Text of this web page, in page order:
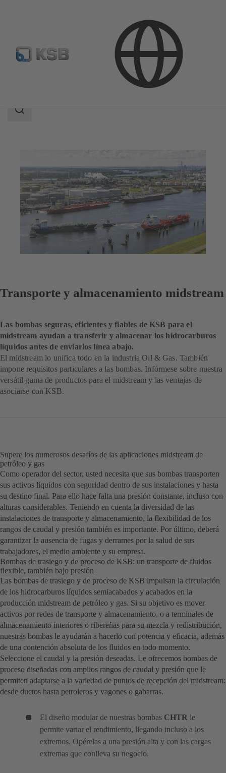
Industria Petróleo y gas Midstream
Área
Transporte y almacenamiento midstream
Las bombas seguras, eficientes y fiables de KSB para el
midstream ayudan a transferir y almacenar los hidrocarburos
líquidos antes de enviarlos línea abajo.
El midstream lo unifica todo en la industria Oil & Gas. También
impone requisitos particulares a las bombas. Infórmese sobre nuestra
versátil gama de productos para el midstream y las ventajas de
asociarse con KSB.
Supere los numerosos desafíos de las aplicaciones midstream de
petróleo y gas
Como operador del sector, usted necesita que sus bombas transporten
sus activos líquidos con seguridad dentro de sus instalaciones y hasta
su destino final. Para ello hace falta una presión constante, incluso con
alturas considerables. Teniendo en cuenta la diversidad de las
instalaciones de transporte y almacenamiento, la flexibilidad de los
rangos de caudal y presión también es importante. Por último, deberá
garantizar la ausencia de fugas y derrames por la salud de sus
trabajadores, el medio ambiente y su empresa.
Bombas de trasiego y de proceso de KSB: un transporte de fluidos
flexible, también bajo presión
Las bombas de trasiego y de proceso de KSB impulsan la circulación
de los hidrocarburos líquidos semiacabados y acabados en la
producción midstream de petróleo y gas. Si su objetivo es mover
activos por redes de transporte y almacenamiento, o a terminales de
almacenamiento interiores o ribereñas para su mezcla y redistribución,
nuestras bombas le ayudarán a hacerlo con potencia y eficacia, además
de una contención absoluta de los fluidos en todo momento.
Seleccione el caudal y la presión deseadas. Le ofrecemos bombas de
proceso diseñadas con amplios rangos de caudal y presión que le
permiten adaptarse a la variedad de puntos de recepción del midstream:
desde ductos hasta petroleros y vagones o gabarras.
El diseño modular de nuestras bombas CHTR le
permite variar el rendimiento, llegando incluso a los
extremos. Opérelas a una presión alta y con las cargas
extremas que conlleva su negocio.